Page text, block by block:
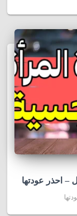
– احذر عودتها